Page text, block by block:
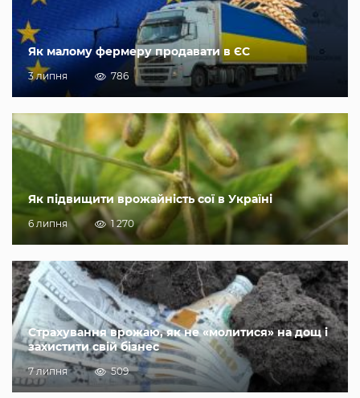
Як малому фермеру продавати в ЄС
3 липня 786
Як підвищити врожайність сої в Україні
6 липня 1 270
Страхування врожаю, як не «молитися» на дощ і
захистити свій бізнес
7 липня 509